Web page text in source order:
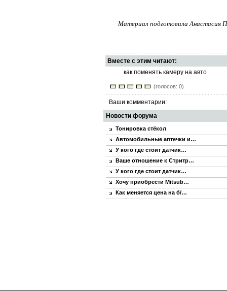
Материал подготовила Анастасия
Вместе с этим читают:
как поменять камеру на авто
(голосов: 0)
Ваши комментарии:
Новости форума
Тонировка стёкол
Автомобильные аптечки и…
У кого где стоит датчик…
Ваше отношение к Стритр…
У кого где стоит датчик…
Хочу приобрести Mitsub…
Как меняется цена на б/…